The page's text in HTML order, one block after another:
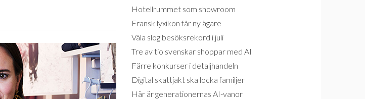
Hotellrummet som showroom
Fransk lyxikon får ny ägare
Väla slog besöksrekord i juli
Tre av tio svenskar shoppar med AI
Färre konkurser i detaljhandeln
Digital skattjakt ska locka familjer
Här är generationernas AI-vanor